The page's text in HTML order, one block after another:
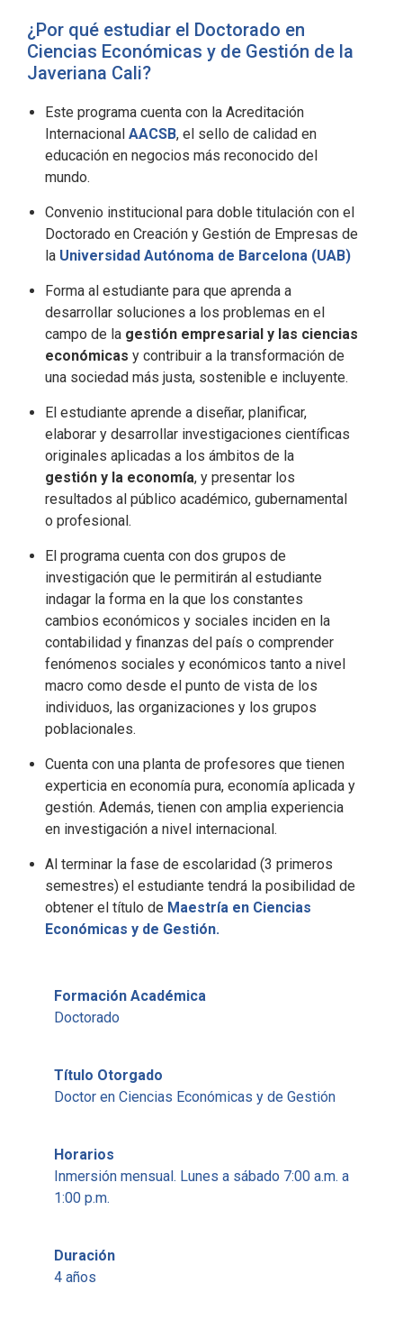
¿Por qué estudiar el Doctorado en
Ciencias Económicas y de Gestión de la
Javeriana Cali?
Este programa cuenta con la Acreditación
Internacional AACSB, el sello de calidad en
educación en negocios más reconocido del
mundo.
Convenio institucional para doble titulación con el
Doctorado en Creación y Gestión de Empresas de
la Universidad Autónoma de Barcelona (UAB)
Forma al estudiante para que aprenda a
desarrollar soluciones a los problemas en el
campo de la gestión empresarial y las ciencias
económicas y contribuir a la transformación de
una sociedad más justa, sostenible e incluyente.
El estudiante aprende a diseñar, planificar,
elaborar y desarrollar investigaciones científicas
originales aplicadas a los ámbitos de la
gestión y la economía, y presentar los
resultados al público académico, gubernamental
o profesional.
El programa cuenta con dos grupos de
investigación que le permitirán al estudiante
indagar la forma en la que los constantes
cambios económicos y sociales inciden en la
contabilidad y finanzas del país o comprender
fenómenos sociales y económicos tanto a nivel
macro como desde el punto de vista de los
individuos, las organizaciones y los grupos
poblacionales.
Cuenta con una planta de profesores que tienen
experticia en economía pura, economía aplicada y
gestión. Además, tienen con amplia experiencia
en investigación a nivel internacional.
Al terminar la fase de escolaridad (3 primeros
semestres) el estudiante tendrá la posibilidad de
obtener el título de Maestría en Ciencias
Económicas y de Gestión.
Formación Académica
Doctorado
Título Otorgado
Doctor en Ciencias Económicas y de Gestión
Horarios
Inmersión mensual. Lunes a sábado 7:00 a.m. a
1:00 p.m.
Duración
4 años